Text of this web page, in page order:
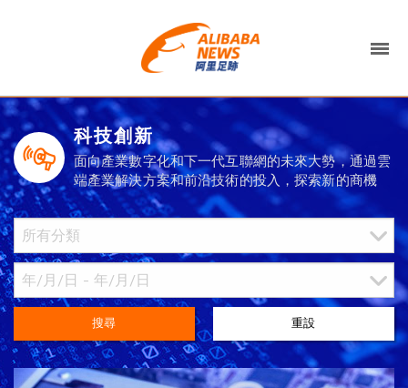
科技創新
面向產業數字化和下一代互聯網的未來大勢，通過雲
端產業解決方案和前沿技術的投入，探索新的商機
搜尋 重設